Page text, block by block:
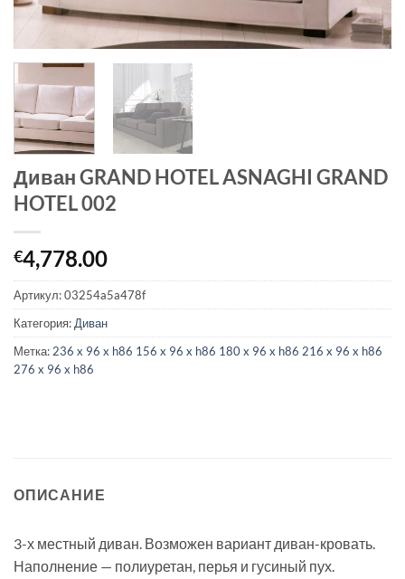
Диван GRAND HOTEL ASNAGHI GRAND
HOTEL 002
€4,778.00
Артикул:03254a5a478f
Категория:Диван
Метка:236 x 96 x h86 156 x 96 x h86 180 x 96 x h86 216 x 96 x h86
276 x 96 x h86
ОПИСАНИЕ
3-х местный диван. Возможен вариант диван-кровать.
Наполнение — полиуретан, перья и гусиный пух.